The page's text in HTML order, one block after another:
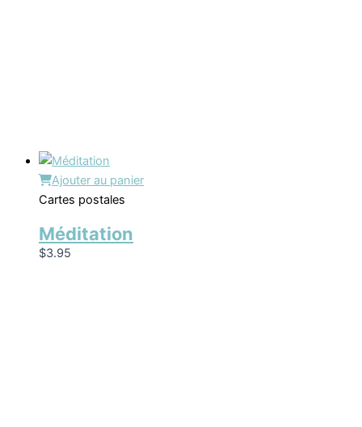
Ajouter au panier
Cartes postales
Méditation
$3.95